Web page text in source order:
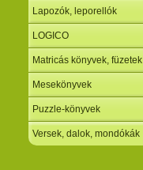
Lapozók, leporellók
LOGICO
Matricás könyvek, füzetek
Mesekönyvek
Puzzle-könyvek
Versek, dalok, mondókák